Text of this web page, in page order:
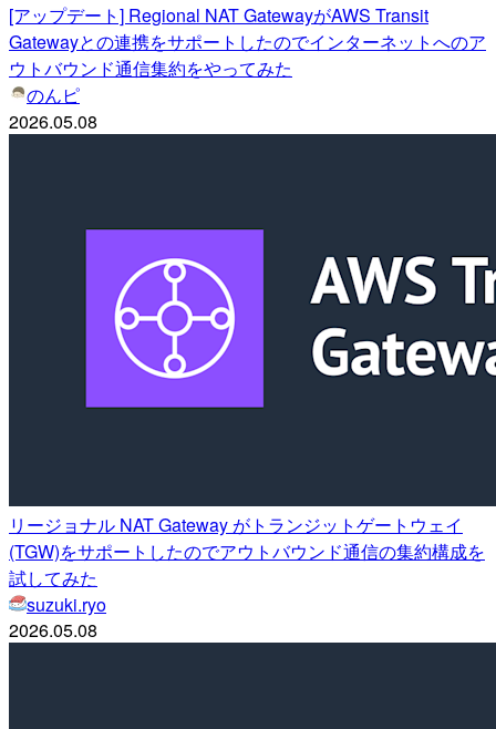
[アップデート] Regional NAT GatewayがAWS Transit
Gatewayとの連携をサポートしたのでインターネットへのア
ウトバウンド通信集約をやってみた
のんピ
2026.05.08
リージョナル NAT Gateway がトランジットゲートウェイ
(TGW)をサポートしたのでアウトバウンド通信の集約構成を
試してみた
suzuki.ryo
2026.05.08